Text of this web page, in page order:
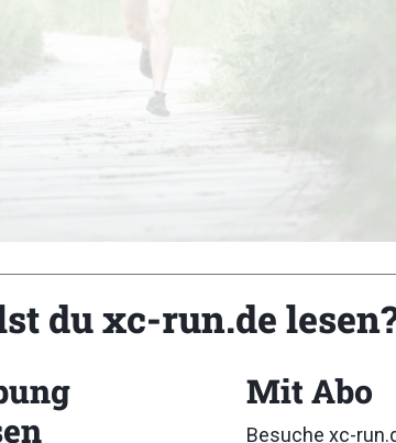
du xc-run.de
Mit Abo
Besuche xc-